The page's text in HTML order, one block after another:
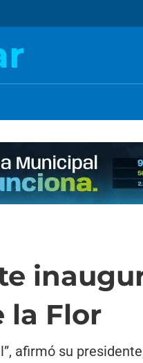
la Flor
afirmó su